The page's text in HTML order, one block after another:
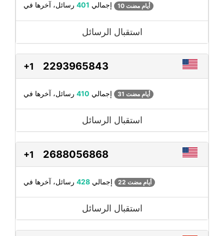
إجمالي 401 10 أيام مضت
استقبال الرسائل
+1 2293965843
إجمالي 410 31 أيام مضت
استقبال الرسائل
+1 2688056868
إجمالي 428 22 أيام مضت
استقبال الرسائل